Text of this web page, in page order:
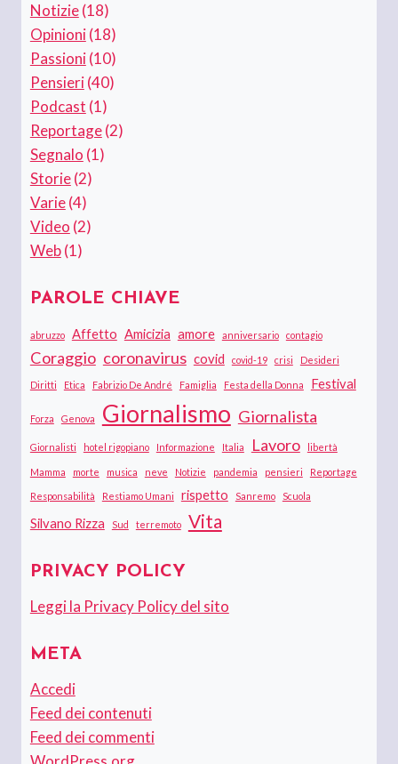
Notizie(18)
Opinioni(18)
Passioni(10)
Pensieri(40)
Podcast (1)
Reportage(2)
Segnalo (1)
Storie(2)
Varie(4)
Video (2)
Web(1)
PAROLE CHIAVE
abruzzo Affetto Amicizia amore anniversario contagio
Coraggio coronavirus covid covid-19 crisi Desideri
Diritti Etica Fabrizio De André Famiglia Festa della Donna Festival
Forza Genova Giornalismo Giornalista
Giornalisti hotel rigopiano Informazione Italia Lavoro libertà
Mamma morte musica neve Notizie pandemia pensieri Reportage
Responsabilità Restiamo Umani rispetto Sanremo Scuola
Silvano Rizza Sud terremoto Vita
PRIVACY POLICY
Leggi la Privacy Policy del sito
META
Accedi
Feed dei contenuti
Feed dei commenti